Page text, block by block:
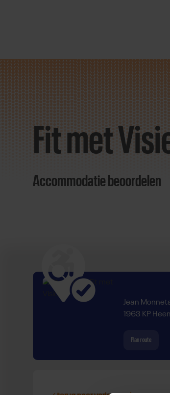
Direct
door
contentFit met
Accommodatie beoordelen
Jean
1963 KP
Plan route